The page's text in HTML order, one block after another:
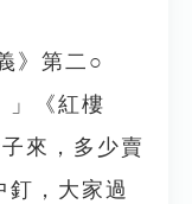
》第二○
」《紅樓
來，多少賣
釘，大家過